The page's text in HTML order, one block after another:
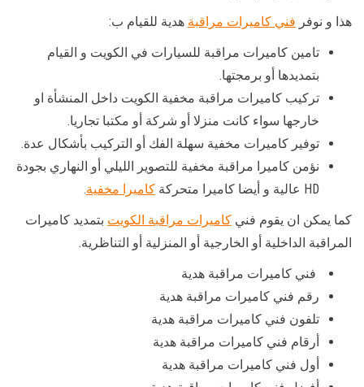
هذا و نوفر فني كاميرات مراقبة هدية للقيام ب:
تامين كاميرات مراقبة للسيارات في الكويت و القيام
بتمديدها أو برمجتها.
تركيب كاميرات مراقبة مخفية الكويت داخل المنشأة او
خارجها سواء كانت منزلا أو شركة أو مكتبا تجاريا.
توفير كاميرات مخفية سهلة الفك أو التركيب بأشكال عدة.
نؤمن كاميرا مراقبة مخفية للتصوير الليلي أو النهاري بجودة
HD عالية و أيضا كاميرا متحركة
كاميرا مخفية.
كما يمكن ان يقوم فني كاميرات مراقبة الكويت بتمديد كاميرات
المراقبة الداخلية أو الخارجية أو المنزلية أو التناظرية.
فني كاميرات مراقبة هدية
رقم فني كاميرات مراقبة هدية
تلفون فني كاميرات مراقبة هدية
أرقام فني كاميرات مراقبة هدية
أول فني كاميرات مراقبة هدية